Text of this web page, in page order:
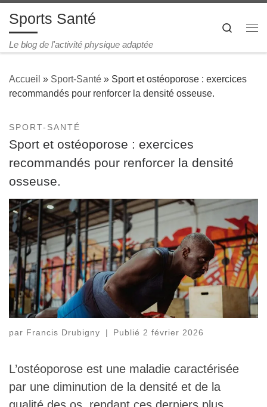
Passer au contenu
Sports Santé
Le blog de l'activité physique adaptée
Search
Accueil » Sport-Santé » Sport et ostéoporose : exercices
recommandés pour renforcer la densité osseuse.
SPORT-SANTÉ
Sport et ostéoporose : exercices
recommandés pour renforcer la densité
osseuse.
par Francis Drubigny Publié2 février 2026
L’ostéoporose est une maladie caractérisée
par une diminution de la densité et de la